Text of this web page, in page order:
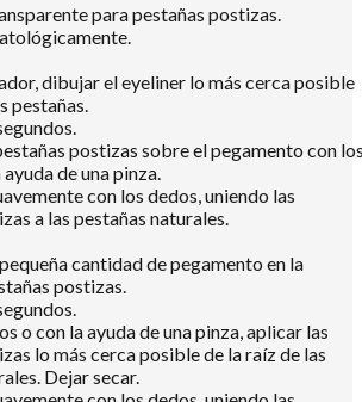
para pestañas postizas.
dibujar el eyeliner lo más cerca posible
pestañas.
postizas sobre el pegamento con
de una pinza.
con los dedos, uniendo las
a las pestañas naturales.
cantidad de pegamento en la
postizas.
o con la ayuda de una pinza, aplicar las
lo más cerca posible de la raíz de las
Dejar secar.